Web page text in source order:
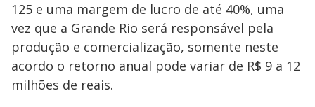
125 e uma margem de lucro de até 40%, uma
vez que a Grande Rio será responsável pela
produção e comercialização, somente neste
acordo o retorno anual pode variar de R$ 9 a 12
milhões de reais.